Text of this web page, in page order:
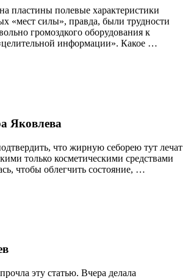
пластины полевые характеристики
«мест силы», правда, были трудности
громоздкого оборудования к
информации». Какое …
Яковлева
что жирную себорею тут лечат
только косметическими средствами
чтобы облегчить состояние, …
эту статью. Вчера делала